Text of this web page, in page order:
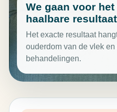
We gaan voor
haalbare
Het exacte resultaat
ouderdom van de vlek en
behandelingen.